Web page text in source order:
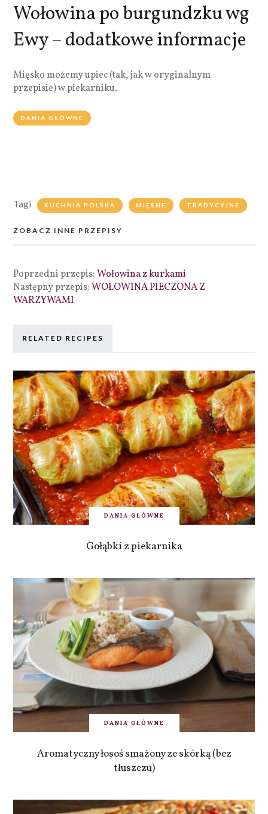
Wołowina po burgundzku wg
Ewy – dodatkowe informacje
Mięsko możemy upiec (tak, jak w oryginalnym
przepisie) w piekarniku.
DANIA GŁÓWNE
Tagi KUCHNIA POLSKA MIĘSNE TRADYCYJNE
ZOBACZ INNE PRZEPISY
Poprzedni przepis:Wołowina z kurkami
Następny przepis:WOŁOWINA PIECZONA Z
WARZYWAMI
RELATED RECIPES
DANIA GŁÓWNE
Gołąbki z piekarnika
DANIA GŁÓWNE
Aromatyczny łosoś smażony ze skórką (bez
tłuszczu)